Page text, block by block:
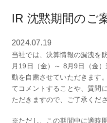
IR 沈黙期間のご
2024.07.19
当社では、決算情報の漏洩を
月19日（金）～ 8月9日（金
動を自粛させていただきます
てコメントすることや、質問
ただきますので、ご了承くださ
※ただし、この期間中に適時